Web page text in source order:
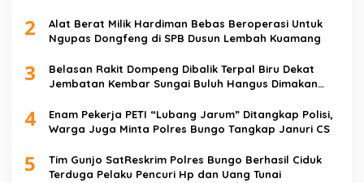
2
Alat Berat Milik Hardiman Bebas Beroperasi Untuk
Ngupas Dongfeng di SPB Dusun Lembah Kuamang
3
Belasan Rakit Dompeng Dibalik Terpal Biru Dekat
Jembatan Kembar Sungai Buluh Hangus Dimakan
4
Enam Pekerja PETI “Lubang Jarum” Ditangkap Polisi,
Warga Juga Minta Polres Bungo Tangkap Januri CS
5
Tim Gunjo SatReskrim Polres Bungo Berhasil Ciduk
Terduga Pelaku Pencuri Hp dan Uang Tunai